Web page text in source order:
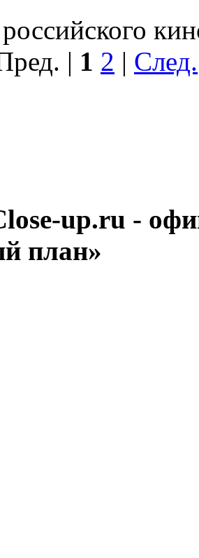
| 1 2 | След.
up.ru -
план»